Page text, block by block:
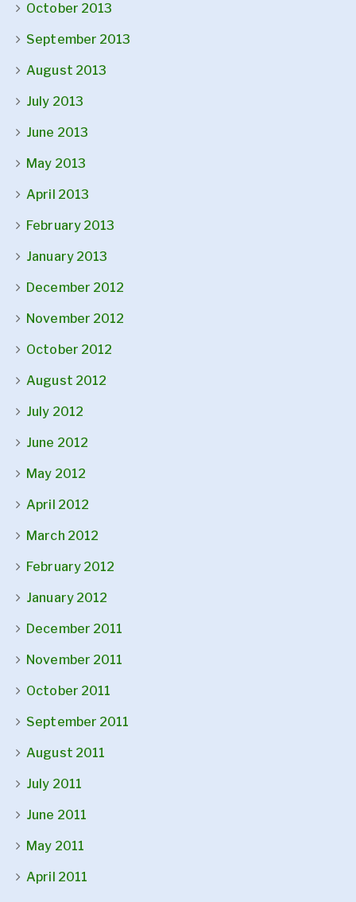
October 2013
September 2013
August 2013
July 2013
June 2013
May 2013
April 2013
February 2013
January 2013
December 2012
November 2012
October 2012
August 2012
July 2012
June 2012
May 2012
April 2012
March 2012
February 2012
January 2012
December 2011
November 2011
October 2011
September 2011
August 2011
July 2011
June 2011
May 2011
April 2011